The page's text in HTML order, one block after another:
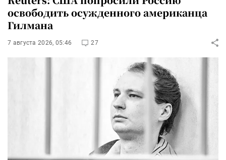
освободить осужденного американца
Гилмана
7 августа 2026, 05:46 27